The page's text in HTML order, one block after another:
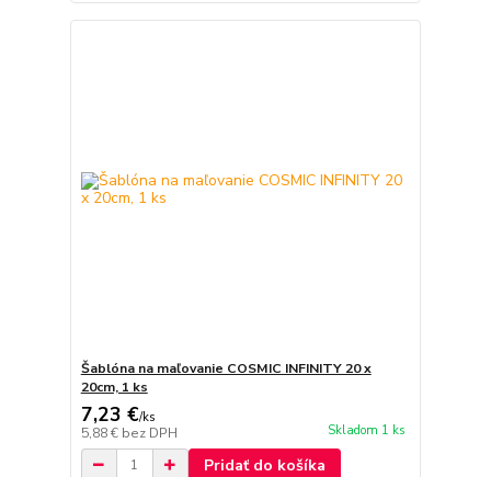
Šablóna na maľovanie COSMIC INFINITY 20 x
20cm, 1 ks
7,23 €/ks
5,88 € bez DPH Skladom 1 ks
Pridať do košíka